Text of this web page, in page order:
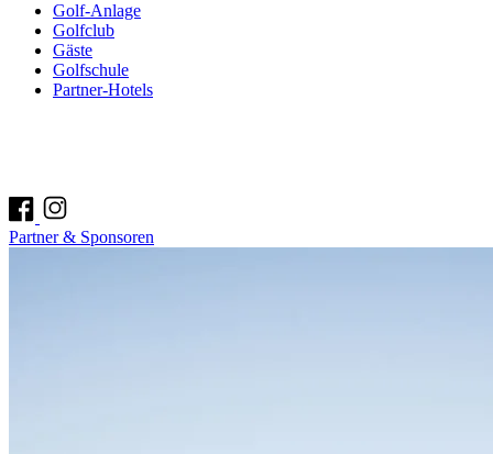
Golf-Anlage
Golfclub
Gäste
Golfschule
Partner-Hotels
Partner & Sponsoren